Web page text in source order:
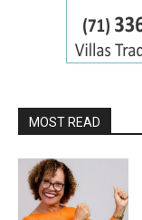
MOST READ